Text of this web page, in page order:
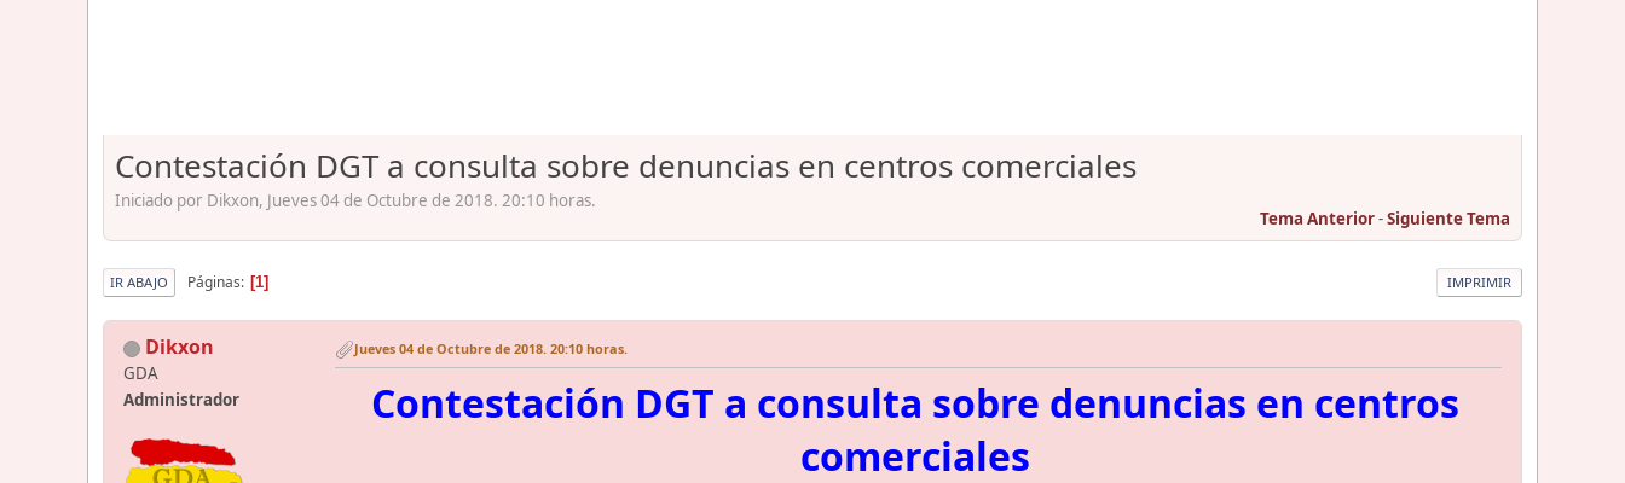
Contestación DGT a consulta sobre denuncias en centros comerciales
Iniciado por Dikxon, Jueves 04 de Octubre de 2018. 20:10 horas.
Tema Anterior-Siguiente Tema
IMPRIMIR
IR ABAJO Páginas 1
Dikxon
GDA
Administrador
Jueves 04 de Octubre de 2018. 20:10 horas.
Contestación DGT a consulta sobre denuncias en centros
comerciales